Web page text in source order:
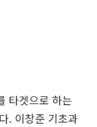
타겟으로 하는
. 이창준 기초과